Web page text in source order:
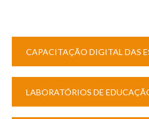
CAPACITAÇÃO DIGITAL DAS
LABORATÓRIOS DE